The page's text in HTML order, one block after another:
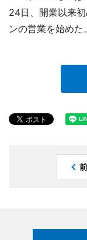
24日、開業以来
ンの営業を始めた。